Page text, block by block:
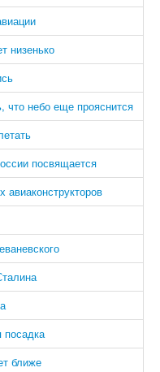
низенько
что небо еще прояснится
посвящается
авиаконструкторов
ближе